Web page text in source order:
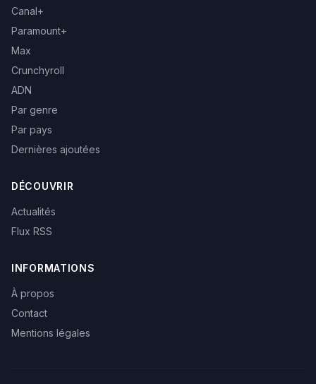
Canal+
Paramount+
Max
Crunchyroll
ADN
Par genre
Par pays
Dernières ajoutées
DÉCOUVRIR
Actualités
Flux RSS
INFORMATIONS
À propos
Contact
Mentions légales